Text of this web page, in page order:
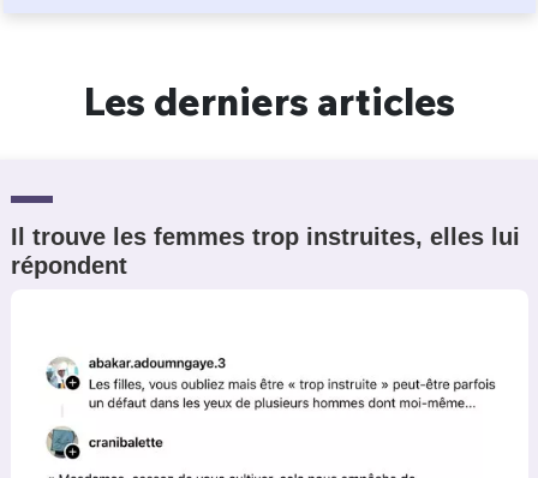
Les derniers articles
Il trouve les femmes trop instruites, elles lui
répondent